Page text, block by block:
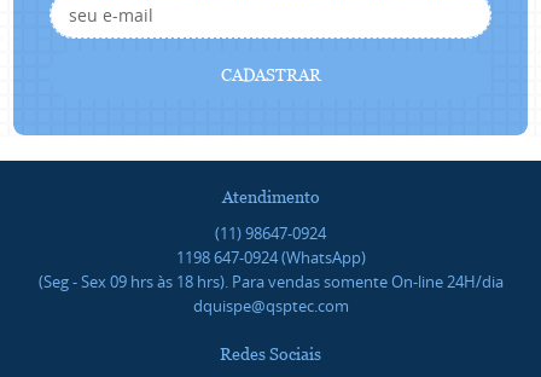
CADASTRAR
Atendimento
(11)98647-0924
1198647-0924(WhatsApp)
(Seg - Sex 09 hrs às 18 hrs). Para vendas somente On-line 24H/dia
dquispe@qsptec.com
Redes Sociais